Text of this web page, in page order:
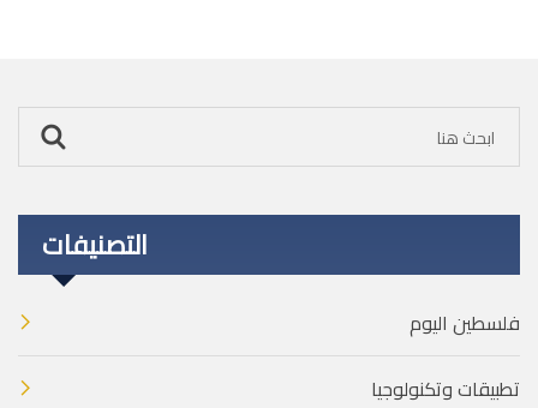
التصنيفات
فلسطين اليوم
تطبيقات وتكنولوجيا